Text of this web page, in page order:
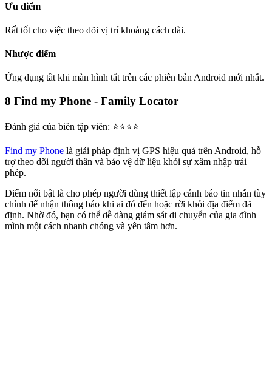
Ưu điểm
Rất tốt cho việc theo dõi vị trí khoảng cách dài.
Nhược điểm
Ứng dụng tắt khi màn hình tắt trên các phiên bản Android mới nhất.
8 Find my Phone - Family Locator
Đánh giá của biên tập viên: ⭐⭐⭐⭐
Find my Phone là giải pháp định vị GPS hiệu quả trên Android, hỗ
trợ theo dõi người thân và bảo vệ dữ liệu khỏi sự xâm nhập trái
phép.
Điểm nổi bật là cho phép người dùng thiết lập cảnh báo tin nhắn tùy
chỉnh để nhận thông báo khi ai đó đến hoặc rời khỏi địa điểm đã
định. Nhờ đó, bạn có thể dễ dàng giám sát di chuyển của gia đình
mình một cách nhanh chóng và yên tâm hơn.